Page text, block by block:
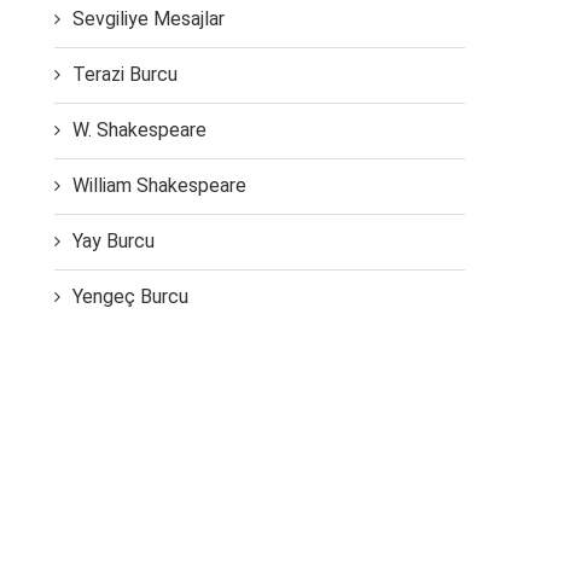
Sevgiliye Mesajlar
Terazi Burcu
W. Shakespeare
William Shakespeare
Yay Burcu
Yengeç Burcu